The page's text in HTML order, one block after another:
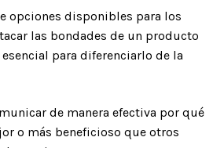
opciones disponibles para los
las bondades de un producto
para diferenciarlo de la
de manera efectiva por qué
o más beneficioso que otros